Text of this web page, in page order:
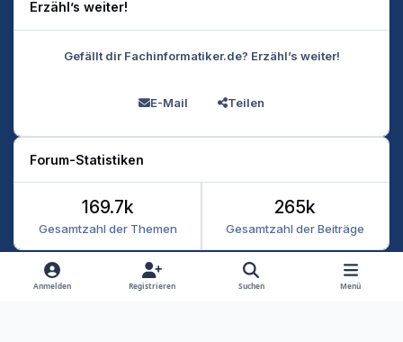
Erzähl’s weiter!
Gefällt dir Fachinformatiker.de? Erzähl’s weiter!
E-Mail Teilen
Forum-Statistiken
Gesamtzahl der Themen
169.7k
Gesamtzahl der Beiträge
265k
Heller Modus
Dunkler Modus
Systemeinstellung
Anmelden Registrieren Suchen Menü